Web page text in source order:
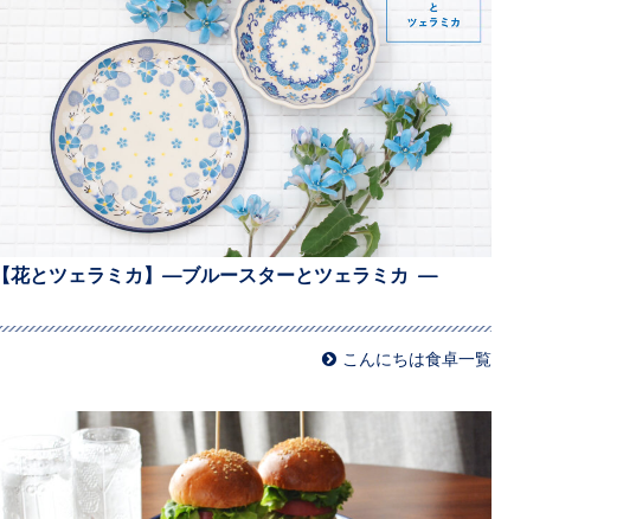
【花とツェラミカ】—ブルースターとツェラミカ —
こんにちは食卓一覧